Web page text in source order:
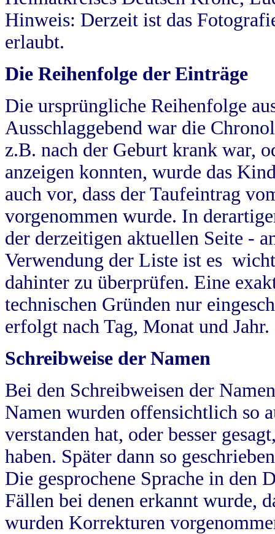
Hinweis: Derzeit ist das
erlaubt.
Die Reihenfolge der Einträge
Die ursprüngliche Reihenfolge
Ausschlaggebend war die
z.B. nach der Geburt krank war,
anzeigen konnten, wurde das
auch vor, dass der Taufeintrag
vorgenommen wurde. In
der derzeitigen aktuellen Seite -
Verwendung der Liste ist es
dahinter zu überprüfen. Eine
technischen Gründen nur
erfolgt nach Tag, Monat und Jahr.
Schreibweise der Namen
Bei den Schreibweisen der
Namen wurden offensichtlich so
verstanden hat, oder besser
haben. Später dann so
Die gesprochene Sprache in
Fällen bei denen erkannt wurde,
wurden Korrekturen